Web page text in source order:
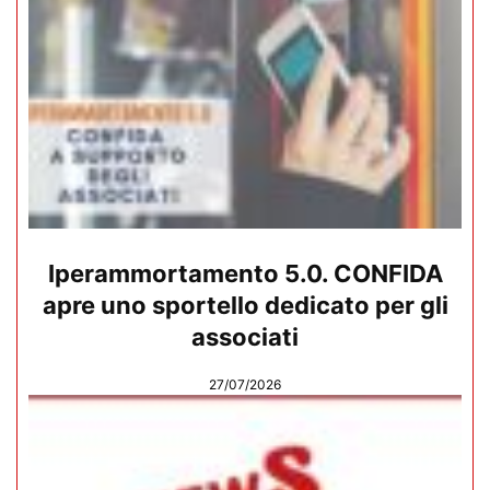
Iperammortamento 5.0. CONFIDA
apre uno sportello dedicato per gli
associati
27/07/2026